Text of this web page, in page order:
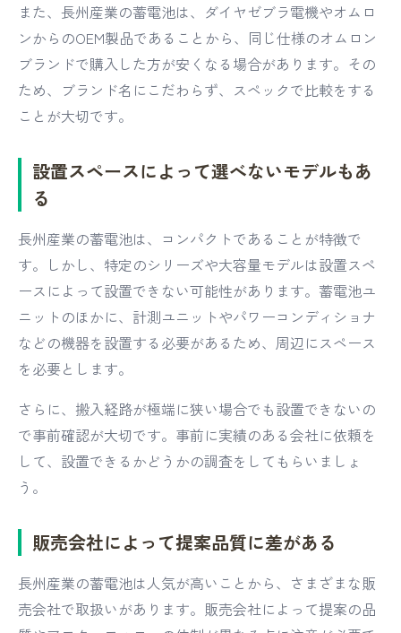
また、長州産業の蓄電池は、ダイヤゼブラ電機やオムロ
ンからのOEM製品であることから、同じ仕様のオムロン
ブランドで購入した方が安くなる場合があります。その
ため、ブランド名にこだわらず、スペックで比較をする
ことが大切です。
設置スペースによって選べないモデルもあ
る
長州産業の蓄電池は、コンパクトであることが特徴で
す。しかし、特定のシリーズや大容量モデルは設置スペ
ースによって設置できない可能性があります。蓄電池ユ
ニットのほかに、計測ユニットやパワーコンディショナ
などの機器を設置する必要があるため、周辺にスペース
を必要とします。
さらに、搬入経路が極端に狭い場合でも設置できないの
で事前確認が大切です。事前に実績のある会社に依頼を
して、設置できるかどうかの調査をしてもらいましょ
う。
販売会社によって提案品質に差がある
長州産業の蓄電池は人気が高いことから、さまざまな販
売会社で取扱いがあります。販売会社によって提案の品